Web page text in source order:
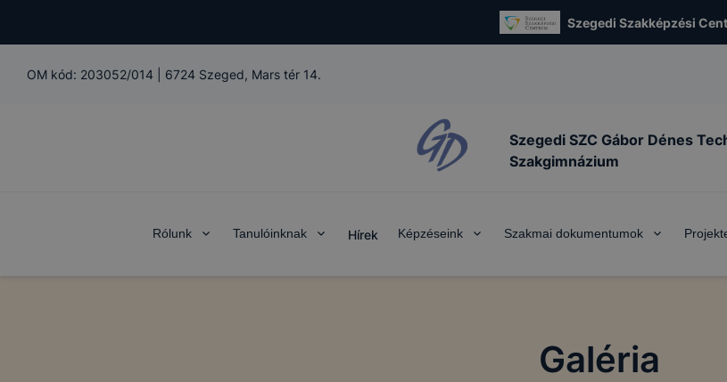
Szegedi Szakképzési
OM kód: 203052/014 6724 Szeged, Mars tér 14.
Szegedi SZC Gábor Dénes
Szakgimnázium
Rólunk Tanulóinknak Hírek Képzéseink Szakmai dokumentumok
Galéria